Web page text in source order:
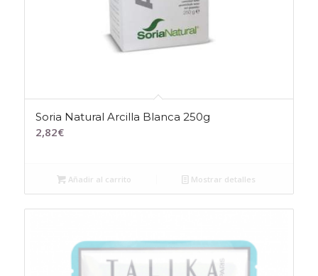
Soria Natural Arcilla Blanca 250g
2,82€
Añadir al carrito Mostrar detalles